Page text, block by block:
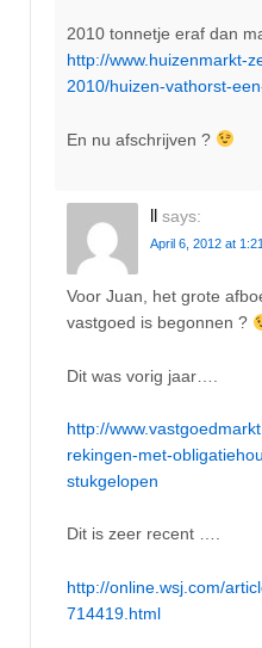
2010 tonnetje eraf dan
http://www.huizenmarkt-
2010/huizen-vathorst-
En nu afschrijven ?
ll says:
April 6, 2012 at
Voor Juan, het grote
vastgoed is begonnen ?
Dit was vorig jaar….
http://
rekingen-met-
stukgelopen
Dit is zeer recent ….
http://online.wsj.com/
714419.html